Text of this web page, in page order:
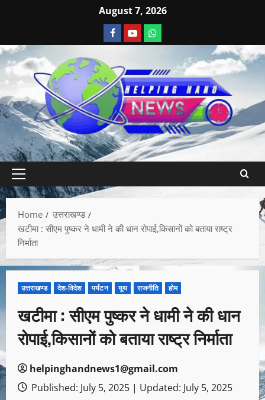
August 7, 2026
Home
उत्तराखण्ड
खटीमा : सीएम पुष्कर ने धामी ने की धान रोपाई,किसानों को बताया राष्ट्र
निर्माता
उत्तराखण्ड देश-विदेश पर्यटन यूथ राजनीति होम
खटीमा : सीएम पुष्कर ने धामी ने की धान
रोपाई,किसानों को बताया राष्ट्र निर्माता
helpinghandnews1@gmail.com
Published: July 5, 2025 | Updated: July 5, 2025